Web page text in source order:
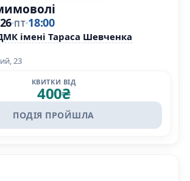
ПТ 18:00
імені Тараса Шевченка
23
КВИТКИ ВІД
400₴
ПОДІЯ ПРОЙШЛА